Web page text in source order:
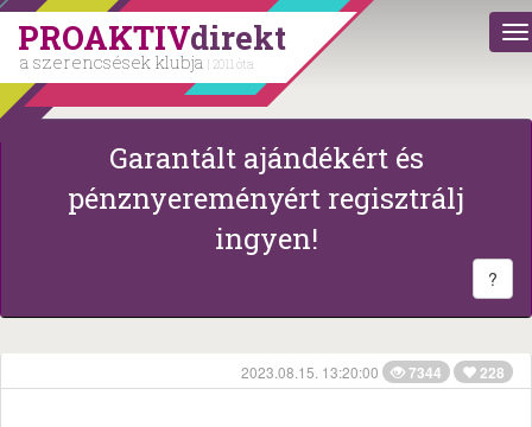
PROAKTIVdirekt
a szerencsések klubja | 2011 óta
Garantált ajándékért és
pénznyereményért regisztrálj
ingyen!
?
2023.08.15. 13:20:00 7344 228